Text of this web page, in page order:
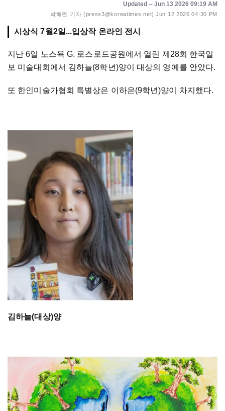
Updated -- Jun 13 2026 09:19 AM
박해련 기자 (press3@koreatimes.net) Jun 12 2026 04:30 PM
지난 6일 노스욕 G. 로스로드공원에서 열린 제28회 한국일
보 미술대회에서 김하늘(8학년)양이 대상의 영예를 안았다.
또 한인미술가협회 특별상은 이하은(9학년)양이 차지했다.
김하늘(대상)양